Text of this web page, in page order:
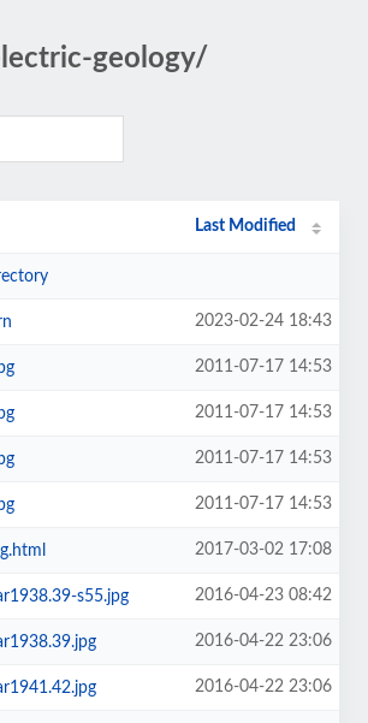
geology/
Last Modified
2023-02-24 18:43
2011-07-17 14:53
2011-07-17 14:53
2011-07-17 14:53
2011-07-17 14:53
2017-03-02 17:08
s55.jpg 2016-04-23 08:42
2016-04-22 23:06
2016-04-22 23:06